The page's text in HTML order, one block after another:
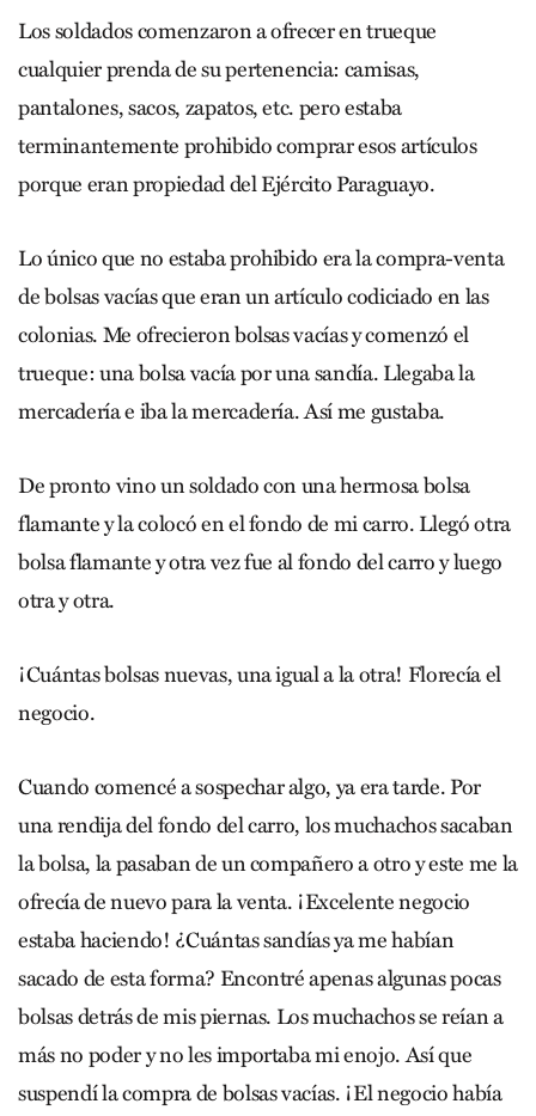
Los soldados comenzaron a ofrecer en trueque
cualquier prenda de su pertenencia: camisas,
pantalones, sacos, zapatos, etc. pero estaba
terminantemente prohibido comprar esos artículos
porque eran propiedad del Ejército Paraguayo.
Lo único que no estaba prohibido era la compra-venta
de bolsas vacías que eran un artículo codiciado en las
colonias. Me ofrecieron bolsas vacías y comenzó el
trueque: una bolsa vacía por una sandía. Llegaba la
mercadería e iba la mercadería. Así me gustaba.
De pronto vino un soldado con una hermosa bolsa
flamante y la colocó en el fondo de mi carro. Llegó otra
bolsa flamante y otra vez fue al fondo del carro y luego
otra y otra.
¡Cuántas bolsas nuevas, una igual a la otra! Florecía el
negocio.
Cuando comencé a sospechar algo, ya era tarde. Por
una rendija del fondo del carro, los muchachos sacaban
la bolsa, la pasaban de un compañero a otro y este me la
ofrecía de nuevo para la venta. ¡Excelente negocio
estaba haciendo! ¿Cuántas sandías ya me habían
sacado de esta forma? Encontré apenas algunas pocas
bolsas detrás de mis piernas. Los muchachos se reían a
más no poder y no les importaba mi enojo. Así que
suspendí la compra de bolsas vacías. ¡El negocio había